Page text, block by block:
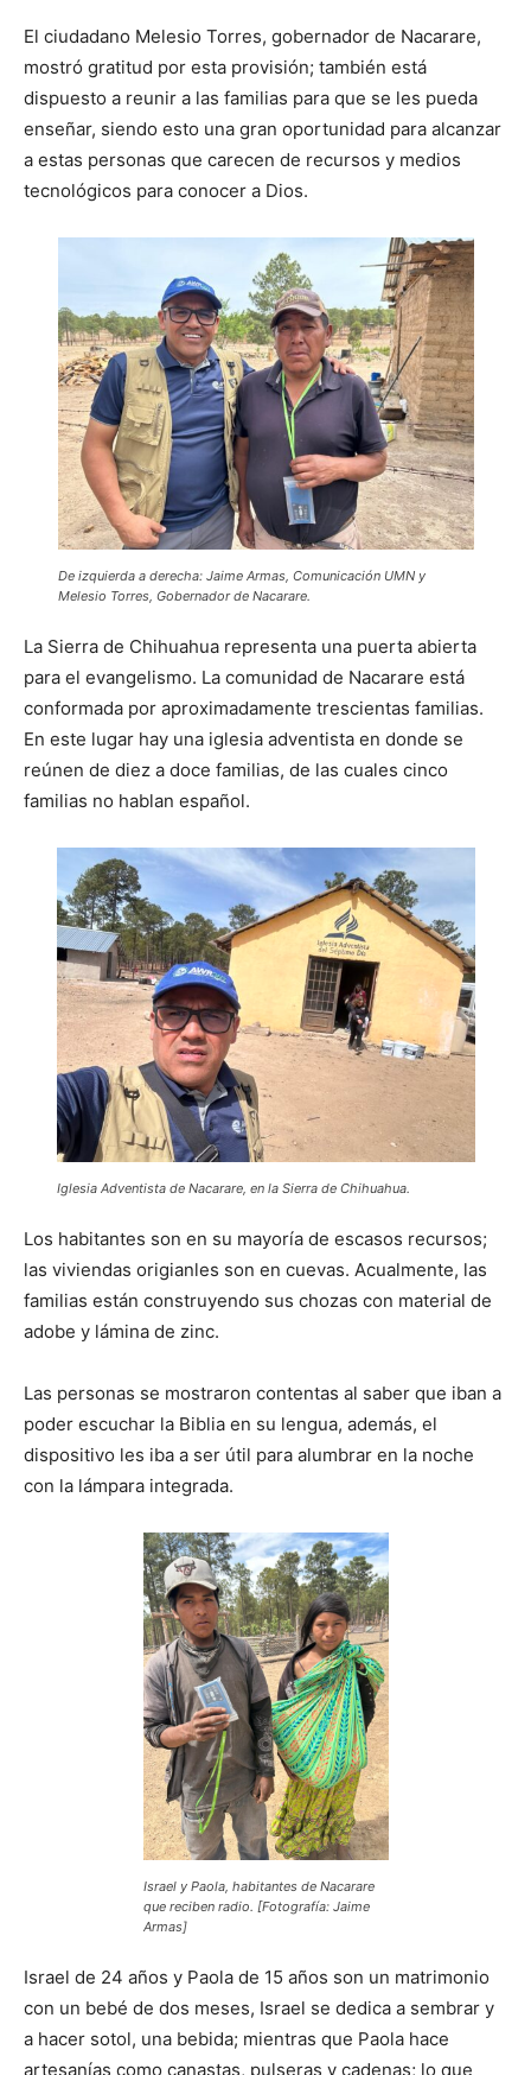
El ciudadano Melesio Torres, gobernador de Nacarare,
mostró gratitud por esta provisión; también está
dispuesto a reunir a las familias para que se les pueda
enseñar, siendo esto una gran oportunidad para alcanzar
a estas personas que carecen de recursos y medios
tecnológicos para conocer a Dios.
De izquierda a derecha: Jaime Armas, Comunicación UMN y
Melesio Torres, Gobernador de Nacarare.
La Sierra de Chihuahua representa una puerta abierta
para el evangelismo. La comunidad de Nacarare está
conformada por aproximadamente trescientas familias.
En este lugar hay una iglesia adventista en donde se
reúnen de diez a doce familias, de las cuales cinco
familias no hablan español.
Iglesia Adventista de Nacarare, en la Sierra de Chihuahua.
Los habitantes son en su mayoría de escasos recursos;
las viviendas origianles son en cuevas. Acualmente, las
familias están construyendo sus chozas con material de
adobe y lámina de zinc.
Las personas se mostraron contentas al saber que iban a
poder escuchar la Biblia en su lengua, además, el
dispositivo les iba a ser útil para alumbrar en la noche
con la lámpara integrada.
Israel y Paola, habitantes de Nacarare
que reciben radio. [Fotografía: Jaime
Armas]
Israel de 24 años y Paola de 15 años son un matrimonio
con un bebé de dos meses, Israel se dedica a sembrar y
a hacer sotol, una bebida; mientras que Paola hace
artesanías como canastas, pulseras y cadenas; lo que